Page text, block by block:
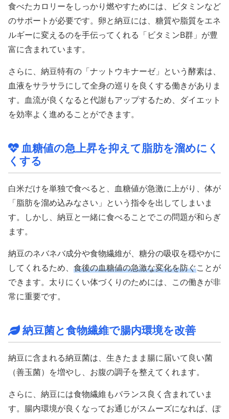
食べたカロリーをしっかり燃やすためには、ビタミンなど
のサポートが必要です。卵と納豆には、糖質や脂質をエネ
ルギーに変えるのを手伝ってくれる「ビタミンB群」が豊
富に含まれています。
さらに、納豆特有の「ナットウキナーゼ」という酵素は、
血液をサラサラにして全身の巡りを良くする働きがありま
す。血流が良くなると代謝もアップするため、ダイエット
を効率よく進めることができます。
血糖値の急上昇を抑えて脂肪を溜めにく
くする
白米だけを単独で食べると、血糖値が急激に上がり、体が
「脂肪を溜め込みなさい」という指令を出してしまいま
す。しかし、納豆と一緒に食べることでこの問題が和らぎ
ます。
納豆のネバネバ成分や食物繊維が、糖分の吸収を穏やかに
してくれるため、 食後の血糖値の急激な変化を防ぐことが
できます。太りにくい体づくりのためには、この働きが非
常に重要です。
納豆菌と食物繊維で腸内環境を改善
納豆に含まれる納豆菌は、生きたまま腸に届いて良い菌
（善玉菌）を増やし、お腹の調子を整えてくれます。
さらに、納豆には食物繊維もバランス良く含まれていま
す。腸内環境が良くなってお通じがスムーズになれば、ぽ